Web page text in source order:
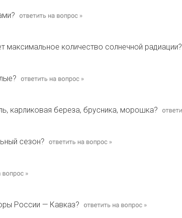
максимальное количество солнечной радиации?
карликовая береза, брусника, морошка?
сезон?
России — Кавказ?